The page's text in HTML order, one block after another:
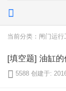

当前分类：闸门运行
[填空题] 油缸的
 5588 创建于: